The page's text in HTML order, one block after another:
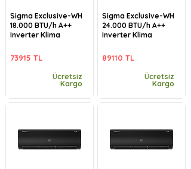
Sigma Exclusive-WH
18.000 BTU/h A++
Inverter Klima
73915 TL
Ücretsiz
Kargo
Sigma Exclusive-WH
24.000 BTU/h A++
Inverter Klima
89110 TL
Ücretsiz
Kargo